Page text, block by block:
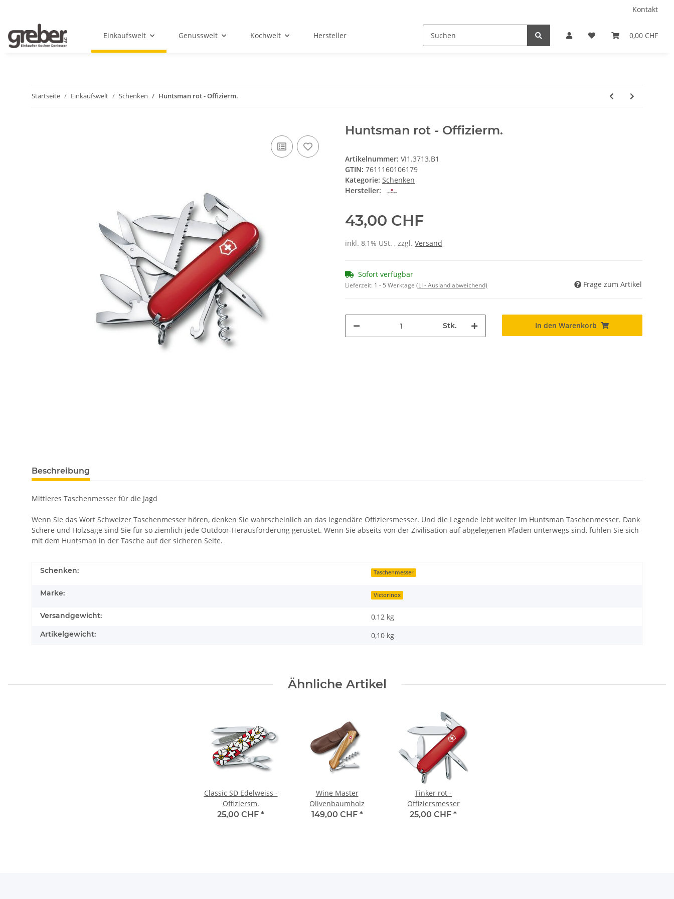
Kontakt
0,00 CHF
Einkaufswelt Genusswelt Kochwelt Hersteller
Startseite Einkaufswelt Schenken Huntsman rot - Offizierm.
Huntsman rot - Offizierm.
Artikelnummer: VI1.3713.B1
GTIN: 7611160106179
Kategorie: Schenken
Hersteller:
43,00 CHF
inkl. 8,1% USt. , zzgl. Versand
Sofort verfügbar
Lieferzeit: 1 - 5 Werktage (LI - Ausland abweichend) Frage zum Artikel
Stk. In den Warenkorb
Beschreibung
Mittleres Taschenmesser für die Jagd
Wenn Sie das Wort Schweizer Taschenmesser hören, denken Sie wahrscheinlich an das legendäre Offiziersmesser. Und die Legende lebt weiter im Huntsman Taschenmesser. Dank
Schere und Holzsäge sind Sie für so ziemlich jede Outdoor-Herausforderung gerüstet. Wenn Sie abseits von der Zivilisation auf abgelegenen Pfaden unterwegs sind, fühlen Sie sich
mit dem Huntsman in der Tasche auf der sicheren Seite.
Schenken: Taschenmesser
Marke: Victorinox
Versandgewicht: 0,12 kg
Artikelgewicht: 0,10 kg
Ähnliche Artikel
Classic SD Edelweiss -
Offiziersm.
25,00 CHF *
Wine Master
Olivenbaumholz
149,00 CHF *
Tinker rot -
Offiziersmesser
25,00 CHF *